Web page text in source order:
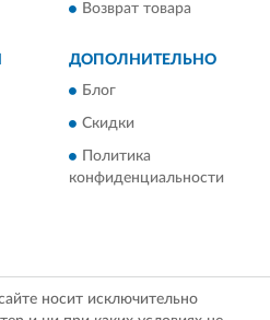
Возврат товара
ДОПОЛНИТЕЛЬНО
Блог
Скидки
Политика
конфиденциальности
носит исключительно